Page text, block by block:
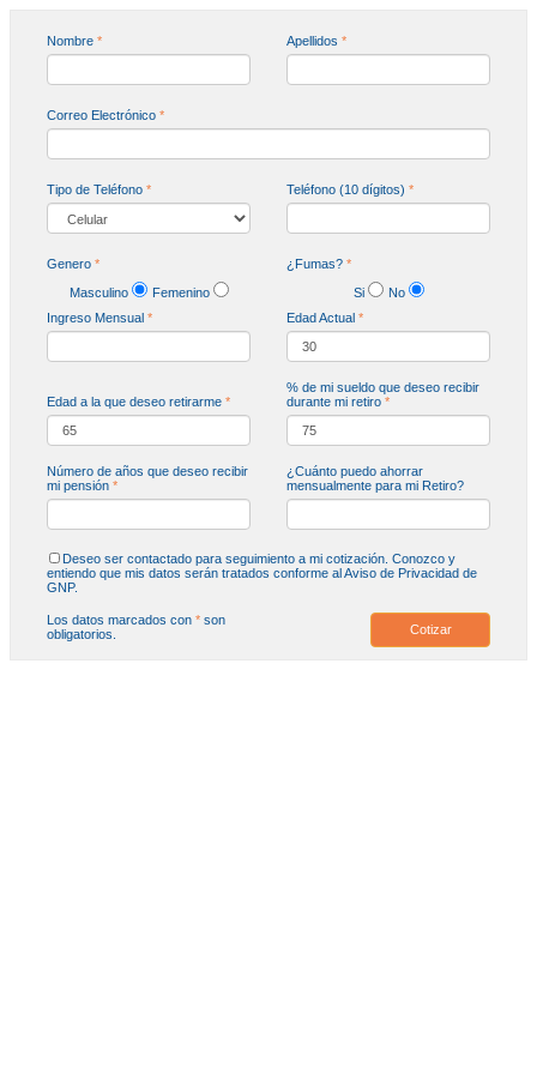
Nombre * Apellidos *
Correo Electrónico *
Tipo de Teléfono * Teléfono (10 dígitos) *
Genero *
Masculino
Femenino
¿Fumas? *
Si
No
Ingreso Mensual * Edad Actual *
Edad a la que deseo retirarme *
% de mi sueldo que deseo recibir
durante mi retiro *
Número de años que deseo recibir
mi pensión *
¿Cuánto puedo ahorrar
mensualmente para mi Retiro?
Deseo ser contactado para seguimiento a mi cotización. Conozco y
entiendo que mis datos serán tratados conforme al Aviso de Privacidad de
GNP.
Los datos marcados con * son
obligatorios.
Cotizar